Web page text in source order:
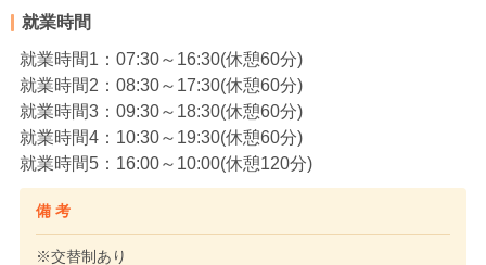
就業時間
就業時間1：07:30～16:30(休憩60分)
就業時間2：08:30～17:30(休憩60分)
就業時間3：09:30～18:30(休憩60分)
就業時間4：10:30～19:30(休憩60分)
就業時間5：16:00～10:00(休憩120分)
備 考
※交替制あり